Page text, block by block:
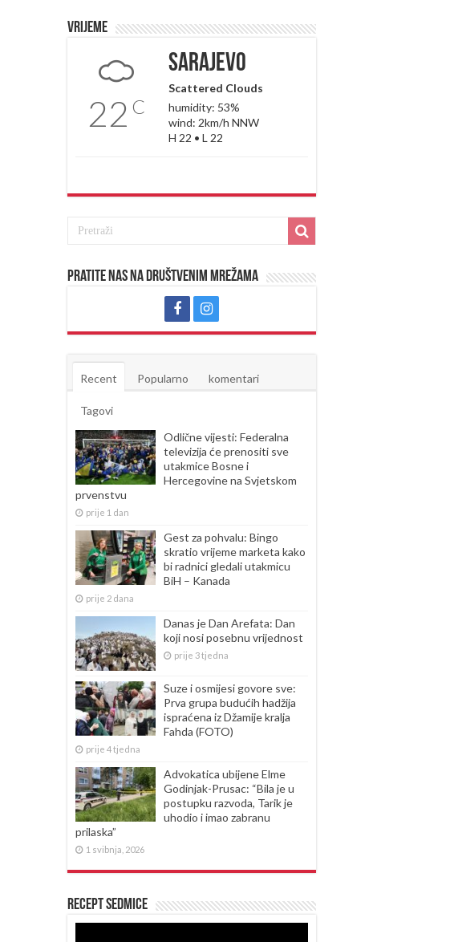
Vrijeme
22 C
Sarajevo
Scattered Clouds
humidity: 53%
wind: 2km/h NNW
H 22 • L 22
Pratite nas na društvenim mrežama
Recent Popularno komentari
Tagovi
Odlične vijesti: Federalna
televizija će prenositi sve
utakmice Bosne i
Hercegovine na Svjetskom
prvenstvu
prije 1 dan
Gest za pohvalu: Bingo
skratio vrijeme marketa kako
bi radnici gledali utakmicu
BiH – Kanada
prije 2 dana
Danas je Dan Arefata: Dan
koji nosi posebnu vrijednost
prije 3 tjedna
Suze i osmijesi govore sve:
Prva grupa budućih hadžija
ispraćena iz Džamije kralja
Fahda (FOTO)
prije 4 tjedna
Advokatica ubijene Elme
Godinjak-Prusac: “Bila je u
postupku razvoda, Tarik je
uhodio i imao zabranu
prilaska”
1 svibnja, 2026
Recept sedmice